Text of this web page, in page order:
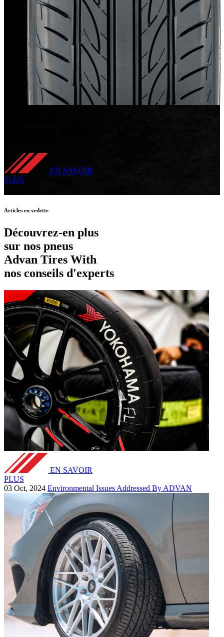
EN SAVOIR
PLUS
Articles en vedette
Découvrez-en plus
sur nos pneus
Advan Tires With
nos conseils d'experts
EN SAVOIR
PLUS
03 Oct, 2024 Environmental Issues Addressed By ADVAN